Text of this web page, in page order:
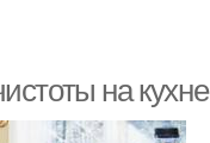
на кухне